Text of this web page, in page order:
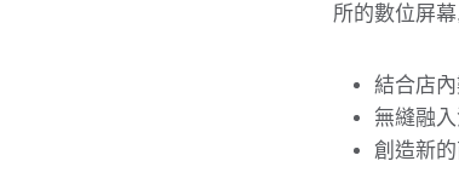
所的數位屏
結合店
無縫融
創造新